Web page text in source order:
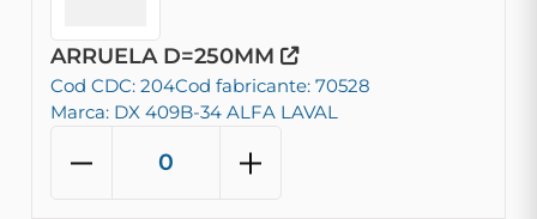
ARRUELA D=250MM
Cod CDC: 204Cod fabricante: 70528
Marca: DX 409B-34 ALFA LAVAL